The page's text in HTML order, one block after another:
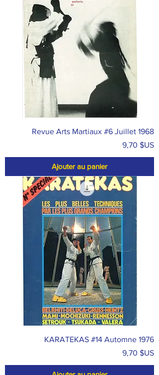
Revue Arts Martiaux #6 Juillet 1968
Prix
9,70 $US
Ajouter au panier
KARATEKAS #14 Automne 1976
Prix
9,70 $US